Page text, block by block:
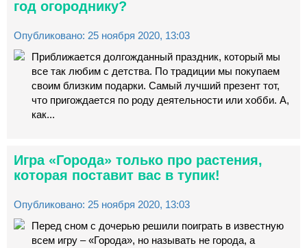
год огороднику?
Опубликовано: 25 ноября 2020, 13:03
Приближается долгожданный праздник, который мы
все так любим с детства. По традиции мы покупаем
своим близким подарки. Самый лучший презент тот,
что пригождается по роду деятельности или хобби. А,
как...
Игра «Города» только про растения,
которая поставит вас в тупик!
Опубликовано: 25 ноября 2020, 13:03
Перед сном с дочерью решили поиграть в известную
всем игру – «Города», но называть не города, а